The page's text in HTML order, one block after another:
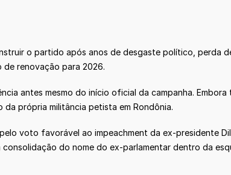
o partido após anos de desgaste político, perda
renovação para 2026.
antes mesmo do início oficial da campanha.
própria militância petista em Rondônia.
voto favorável ao impeachment da ex-presidente
do nome do ex-parlamentar dentro da